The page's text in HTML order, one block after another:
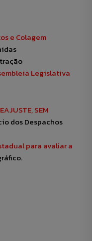
e Colagem
Legislativa
SEM
dos Despachos
para avaliar a